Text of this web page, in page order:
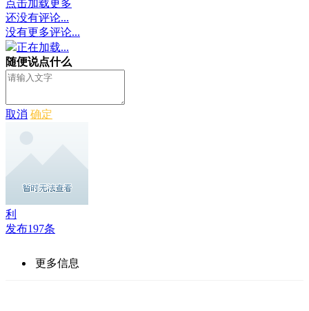
点击加载更多
还没有评论...
没有更多评论...
正在加载...
随便说点什么
取消 确定
利
发布197条
更多信息